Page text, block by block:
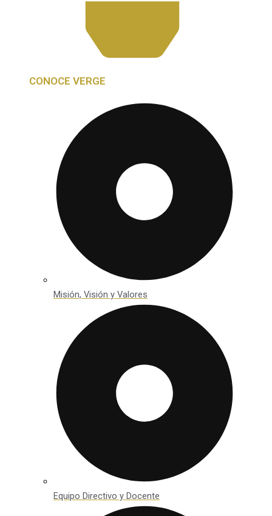
CONOCE VERGE
Misión, Visión y Valores
Equipo Directivo y Docente